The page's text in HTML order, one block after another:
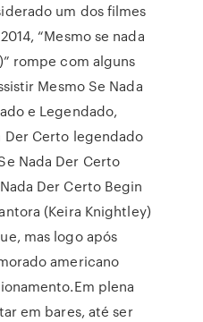
um dos filmes
“Mesmo se nada
rompe com alguns
Mesmo Se Nada
e Legendado,
Der Certo legendado
Nada Der Certo
Der Certo Begin
(Keira Knightley)
mas logo após
americano
plena
em bares, até ser